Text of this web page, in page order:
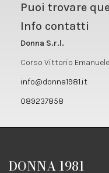
Puoi trovare
Info contatti
Donna S.r.l.
Corso Vittorio
info@donna1981.it
089237858
DONNA 1981